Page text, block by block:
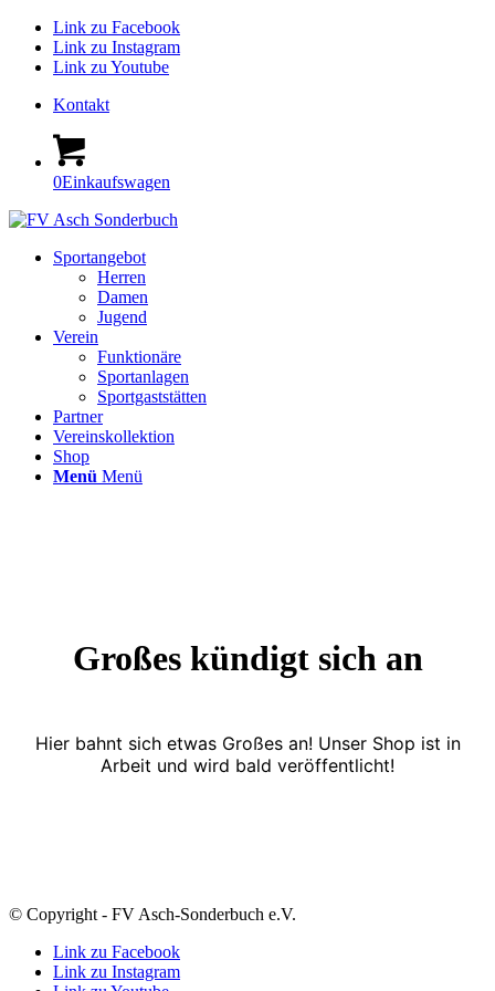
Link zu Facebook
Link zu Instagram
Link zu Youtube
Kontakt
0Einkaufswagen
Sportangebot
Herren
Damen
Jugend
Verein
Funktionäre
Sportanlagen
Sportgaststätten
Partner
Vereinskollektion
Shop
Menü Menü
Großes kündigt sich an
Hier bahnt sich etwas Großes an! Unser Shop ist in
Arbeit und wird bald veröffentlicht!
© Copyright - FV Asch-Sonderbuch e.V.
Link zu Facebook
Link zu Instagram